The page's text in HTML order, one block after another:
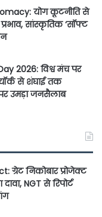
योग कूटनीति से
सांस्कृतिक ‘सॉफ्ट
2026: विश्व मंच पर
से शंघाई तक
पर उमड़ा जनसैलाब
ग्रेट निकोबार प्रोजेक्ट
NGT से रिपोर्ट